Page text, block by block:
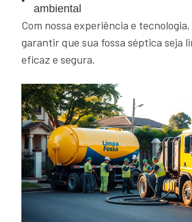
ambiental
Com nossa experiência e
garantir que sua fossa séptica seja
eficaz e segura.